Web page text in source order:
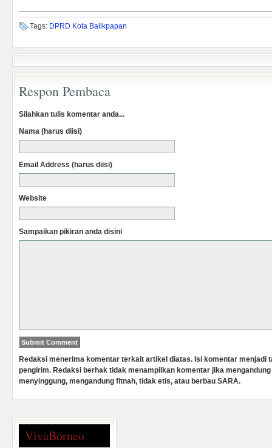
Tags: DPRD Kota Balikpapan
Respon Pembaca
Silahkan tulis komentar anda...
Nama (harus diisi)
Email Address (harus diisi)
Website
Sampaikan pikiran anda disini
Redaksi menerima komentar terkait artikel diatas. Isi komentar menjadi
pengirim. Redaksi berhak tidak menampilkan komentar jika
menyinggung, mengandung fitnah, tidak etis, atau berbau SARA.
VivaBorneo